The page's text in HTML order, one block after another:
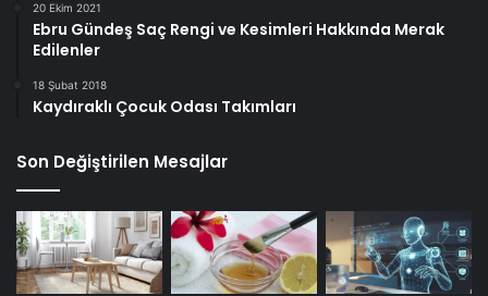
20 Ekim 2021
Ebru Gündeş Saç Rengi ve Kesimleri Hakkında Merak
Edilenler
18 Şubat 2018
Kaydıraklı Çocuk Odası Takımları
Son Değiştirilen Mesajlar